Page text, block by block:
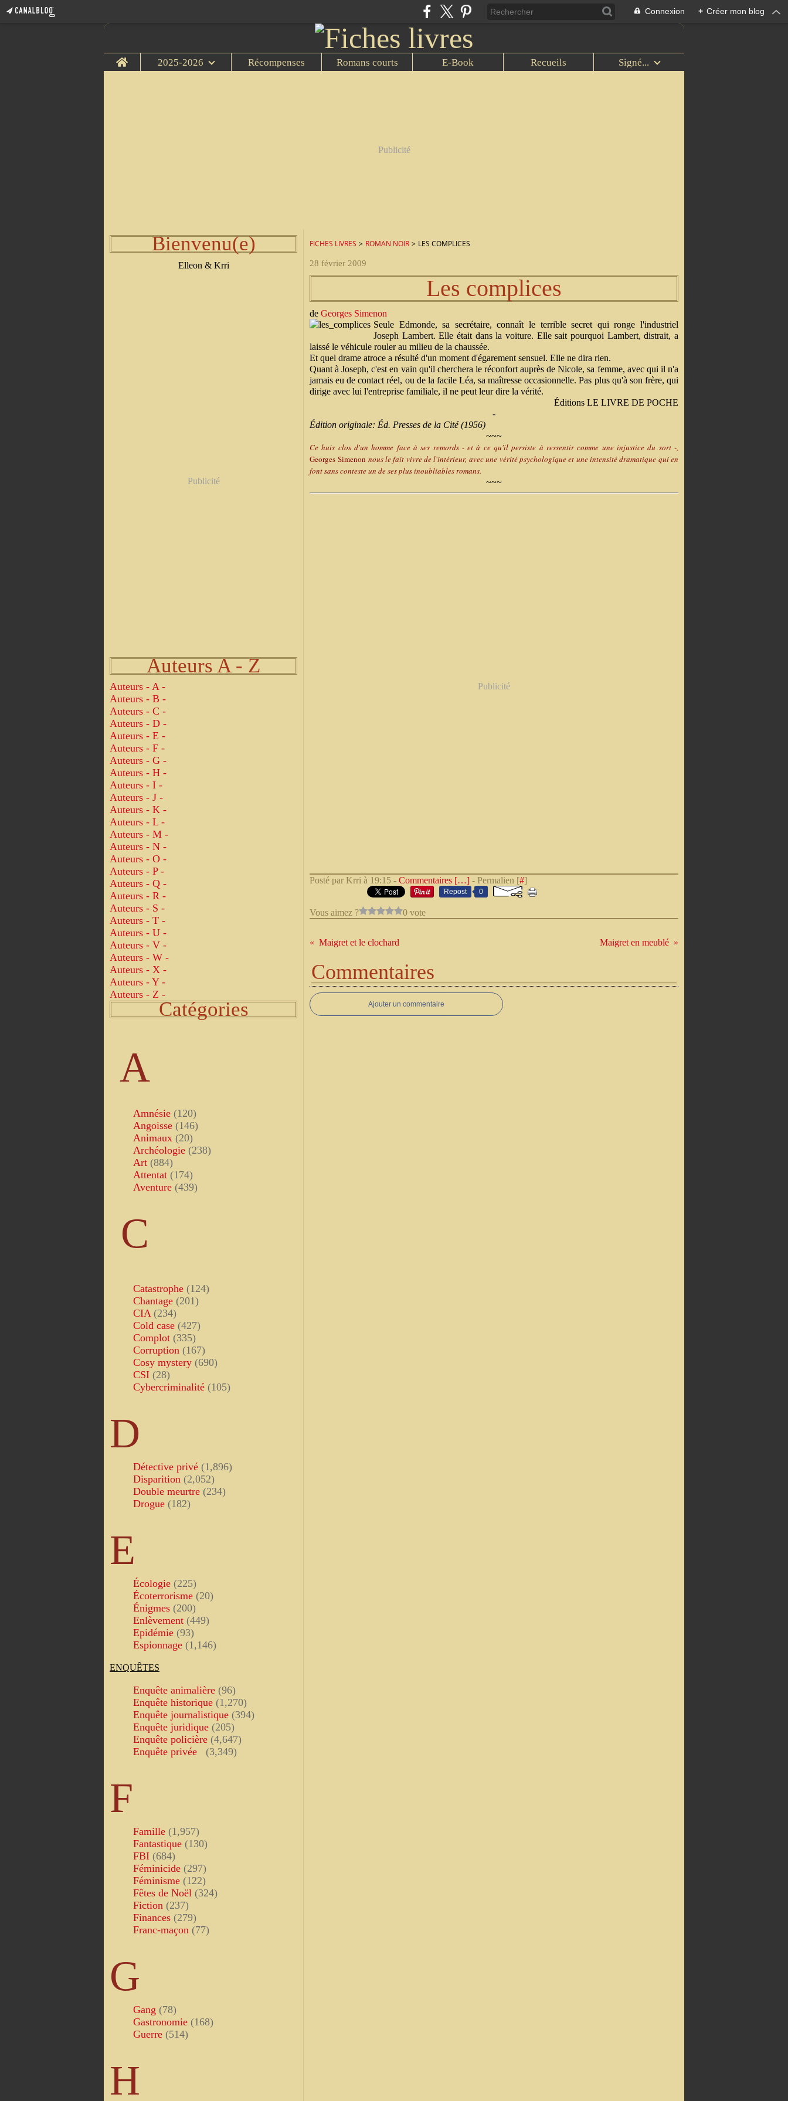
Connexion + Créer mon blog
Home 2025-2026 Récompenses Romans courts E-Book Recueils Signé...
Publicité
Bienvenu(e)
Elleon & Krri
Publicité
Auteurs A - Z
Auteurs - A -
Auteurs - B -
Auteurs - C -
Auteurs - D -
Auteurs - E -
Auteurs - F -
Auteurs - G -
Auteurs - H -
Auteurs - I -
Auteurs - J -
Auteurs - K -
Auteurs - L -
Auteurs - M -
Auteurs - N -
Auteurs - O -
Auteurs - P -
Auteurs - Q -
Auteurs - R -
Auteurs - S -
Auteurs - T -
Auteurs - U -
Auteurs - V -
Auteurs - W -
Auteurs - X -
Auteurs - Y -
Auteurs - Z -
Catégories
A
Amnésie (120)
Angoisse (146)
Animaux (20)
Archéologie (238)
Art (884)
Attentat (174)
Aventure (439)
C
Catastrophe (124)
Chantage (201)
CIA (234)
Cold case (427)
Complot (335)
Corruption (167)
Cosy mystery (690)
CSI (28)
Cybercriminalité (105)
D
Détective privé (1,896)
Disparition (2,052)
Double meurtre (234)
Drogue (182)
E
Écologie (225)
Écoterrorisme (20)
Énigmes (200)
Enlèvement (449)
Epidémie (93)
Espionnage (1,146)
ENQUÊTES
Enquête animalière (96)
Enquête historique (1,270)
Enquête journalistique (394)
Enquête juridique (205)
Enquête policière (4,647)
Enquête privée
(3,349)
F
Famille (1,957)
Fantastique (130)
FBI (684)
Féminicide (297)
Féminisme (122)
Fêtes de Noël (324)
Fiction (237)
Finances (279)
Franc-maçon (77)
G
Gang (78)
Gastronomie (168)
Guerre (514)
H
FICHES LIVRES > ROMAN NOIR > LES COMPLICES
28 février 2009
Les complices
de Georges Simenon
Seule Edmonde, sa secrétaire, connaît le terrible secret qui ronge l'industriel
Joseph Lambert. Elle était dans la voiture. Elle sait pourquoi Lambert, distrait, a
laissé le véhicule rouler au milieu de la chaussée.
Et quel drame atroce a résulté d'un moment d'égarement sensuel. Elle ne dira rien.
Quant à Joseph, c'est en vain qu'il cherchera le réconfort auprès de Nicole, sa femme, avec qui il n'a
jamais eu de contact réel, ou de la facile Léa, sa maîtresse occasionnelle. Pas plus qu'à son frère, qui
dirige avec lui l'entreprise familiale, il ne peut leur dire la vérité.
Éditions LE LIVRE DE POCHE
-
Édition originale: Éd. Presses de la Cité (1956)
~~~
Ce huis clos d'un homme face à ses remords - et à ce qu'il persiste à ressentir comme une injustice du sort -,
Georges Simenon nous le fait vivre de l'intérieur, avec une vérité psychologique et une intensité dramatique qui en
font sans conteste un de ses plus inoubliables romans.
~~~
Publicité
Posté par Krri à 19:15 - Commentaires […] - Permalien [#]
Repost 0
Vous aimez ? 0 vote
Maigret et le clochard Maigret en meublé
Commentaires
Ajouter un commentaire